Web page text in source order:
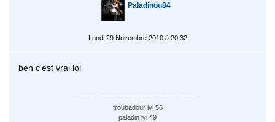
Paladinou84
Lundi 29 Novembre 2010 à 20:32
ben c'est vrai lol
troubadour lvl 56
paladin lvl 49